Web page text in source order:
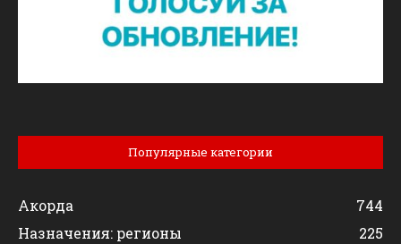
Популярные категории
Акорда
744
Назначения: регионы
225